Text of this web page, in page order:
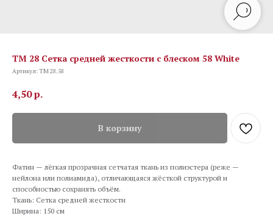
TM 28 Сетка средней жесткости с блеском 58 White
Артикул:TM 28.58
4,50р.
В корзину
Фатин — лёгкая прозрачная сетчатая ткань из полиэстера (реже —
нейлона или полиамида), отличающаяся жёсткой структурой и
способностью сохранять объём.
Ткань: Сетка средней жесткости
Ширина: 150 см